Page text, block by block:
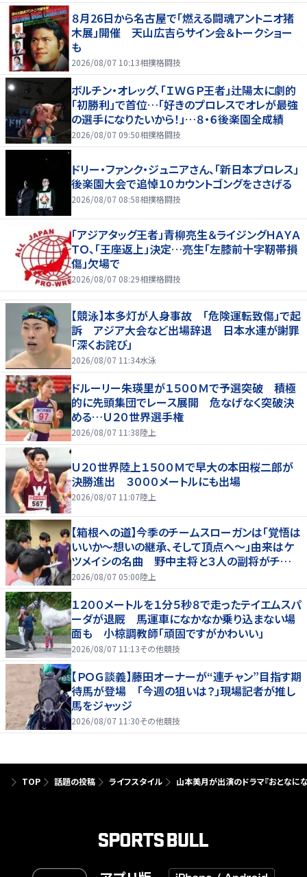
８月26日から名古屋で「燃える闘魂アントニオ猪
木展」開催 天山広吉らサイン会＆トークショー
も
2026/08/07 10:13相撲格闘技
ボルチン・オレッグ、「ＩＷＧＰ王者」辻陽太に劇的
「初勝利」で首位…「好きのプロレスでオレが最強
の選手になりたいから！」…８・６後楽園全成績
2026/08/07 09:50相撲格闘技
ドリー・ファンク・ジュニアさん、「新日本プロレス」
後楽園大会で追悼１０カウントゴングをささげる
2026/08/07 08:58相撲格闘技
「アジアタッグ王者」青柳亮生＆ライジングＨＡＹＡ
ＴＯ、「王座返上」決定…亮生「左膝前十字靭帯損
傷」欠場で
2026/08/07 08:29相撲格闘技
【競泳】本多灯が人身事故 「危険運転致傷」で起
訴 アジア大会など出場辞退 日本水連が謝罪
「深くお詫び」
2026/08/07 11:34水泳
ドルーリー朱瑛里が１５００Ｍで予選突破 積極
的に先頭集団でレース展開 危なげなく突破決
める…Ｕ２０世界選手権
2026/08/07 11:38陸上
Ｕ２０世界陸上１５００Ｍで早大の本田桜二郎が
決勝進出 ３０００メートルにも出場
2026/08/07 11:07陸上
【箱根への道】今季のチームスローガンは「覚悟は
いいか～想いの継承、そして頂点へ～」由来はケ
ツメイシの名曲 野中主将と３人の副将がチーム
を引っ張る…夏合宿特集第１弾、国学院大
2026/08/07 05:00陸上
１２００メートルを１分５秒８で走ったテイエムスパ
ーダが退厩 馬運車になかなか乗り込まない場
面も 小椋調教師「頑固ですがかわいい」
2026/08/07 11:13その他競技
【ＰＯＧ談義】藤田オーナーが“連チャン”目指す期
待馬が登場 「今週の狙いは？」現場記者が推し
馬をジャッジ
2026/08/07 11:30その他競技
TOP 話題の投稿 ライフスタイル 山本美月が出演のドラマ『おとなに